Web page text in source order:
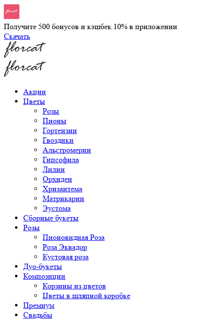
Получите 500 бонусов и кэшбек 10% в приложении
Скачать
Акции
Цветы
Розы
Пионы
Гортензии
Гвоздики
Альстромерии
Гипсофила
Лилии
Орхидеи
Хризантема
Матрикарии
Эустома
Сборные букеты
Розы
Пионовидная Роза
Роза Эквадор
Кустовая роза
Дуо-букеты
Композиции
Корзины из цветов
Цветы в шляпной коробке
Премиум
Свадьбы